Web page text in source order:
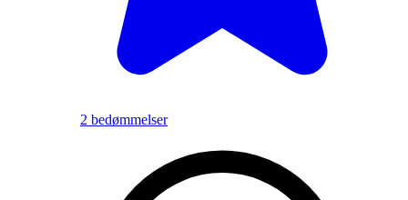
2 bedømmelser